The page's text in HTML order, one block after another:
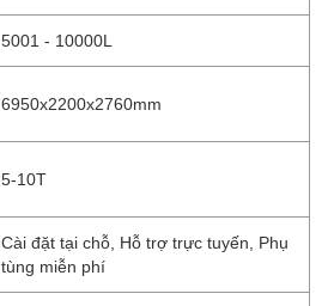
5001 - 10000L
6950x2200x2760mm
5-10T
Cài đặt tại chỗ, Hỗ trợ trực tuyến, Phụ
tùng miễn phí